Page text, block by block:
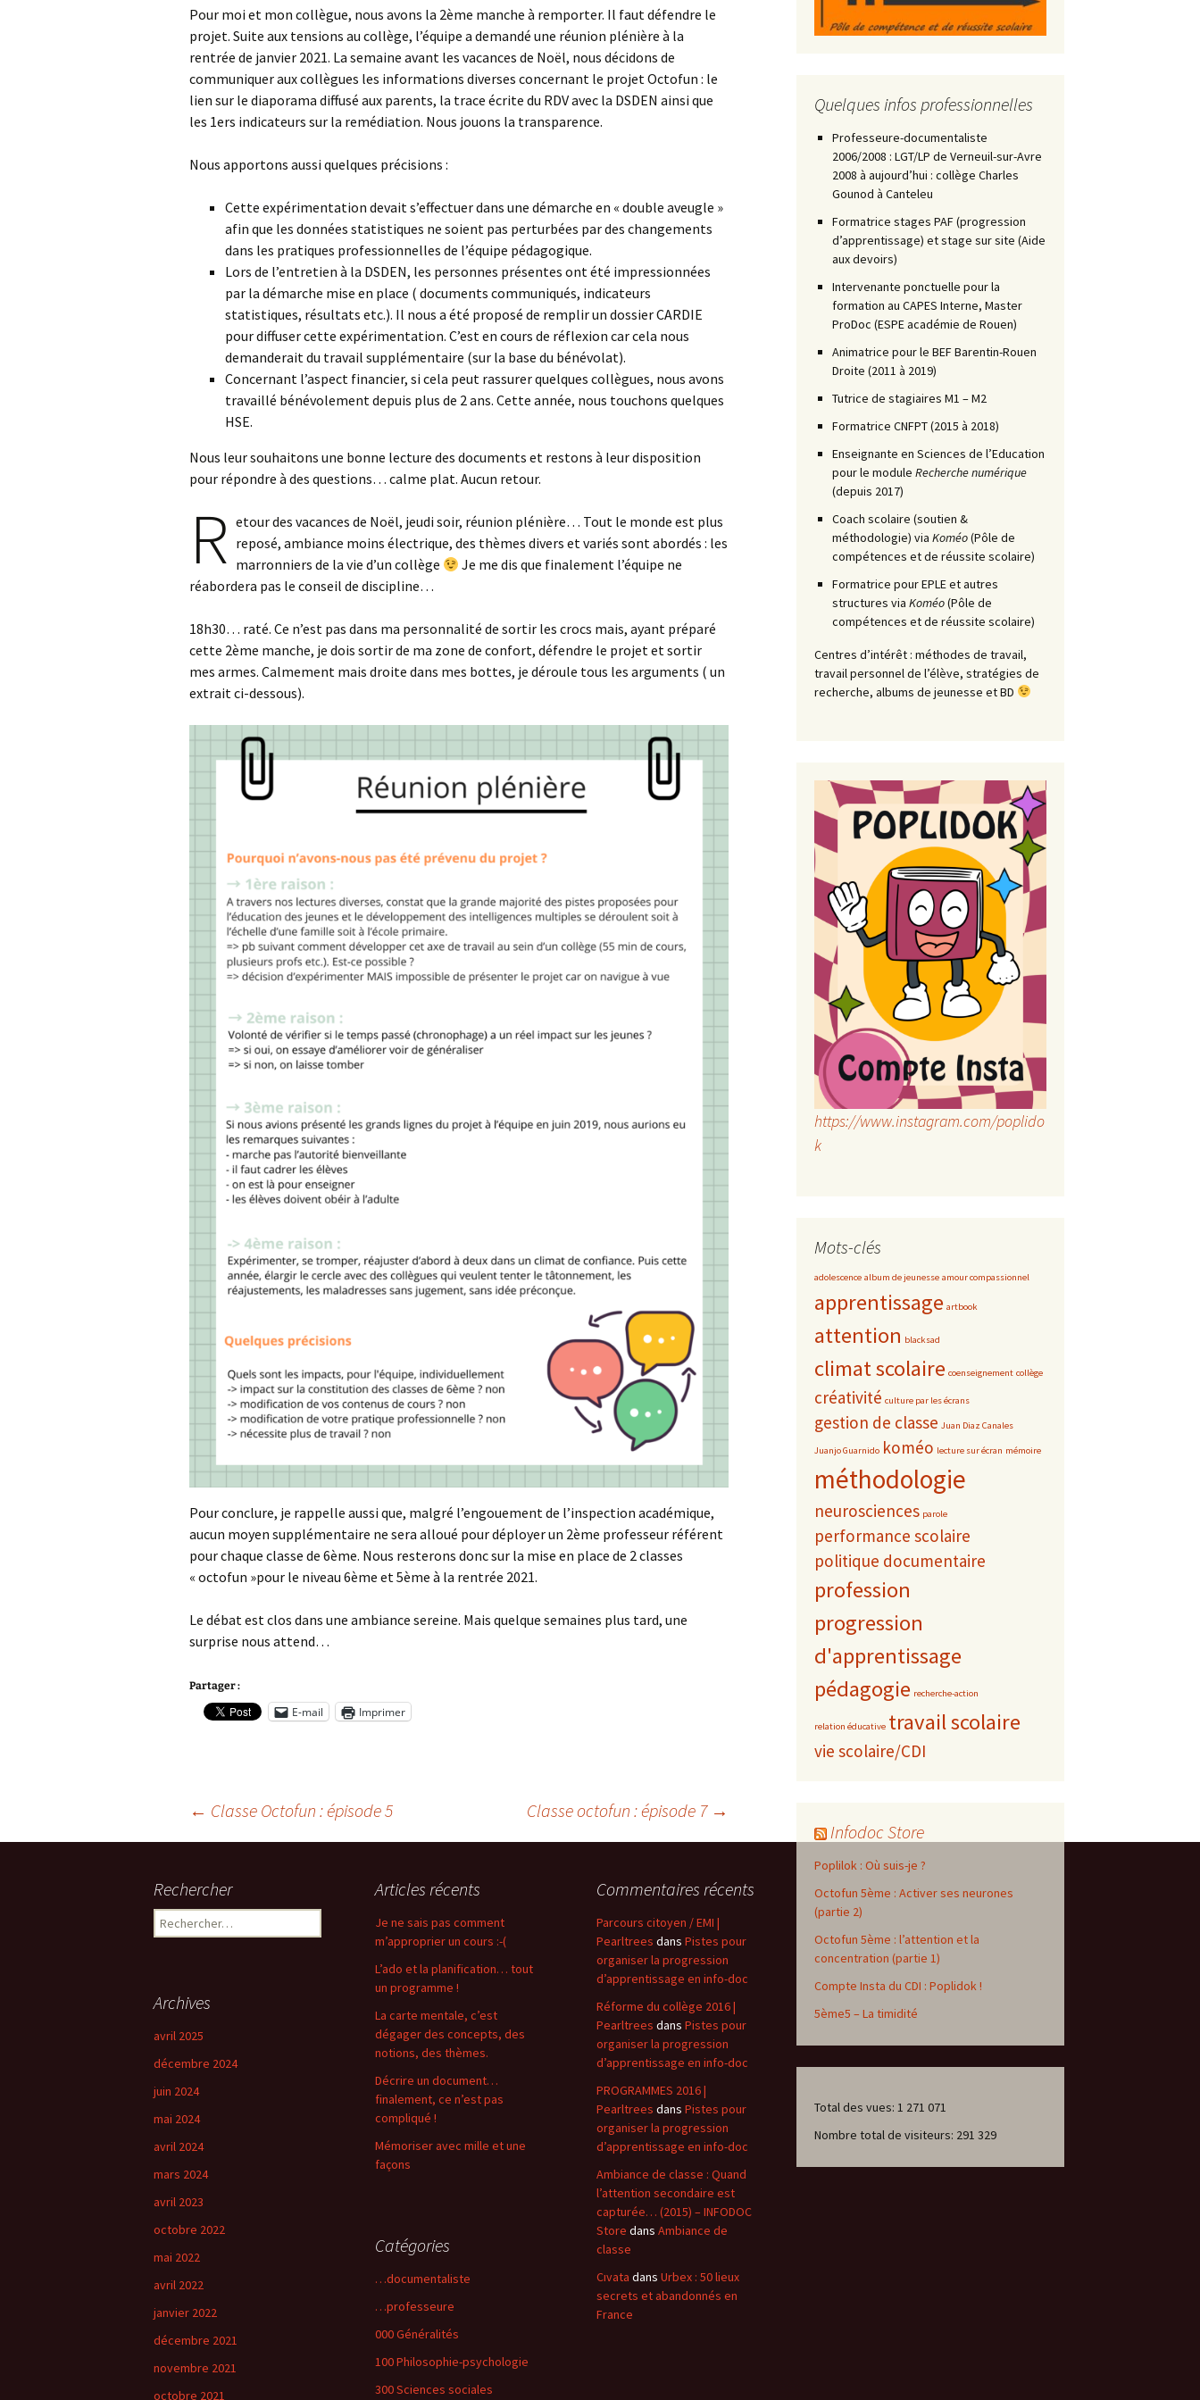
Pour moi et mon collègue, nous avons la 2ème manche à remporter. Il faut défendre le
projet. Suite aux tensions au collège, l’équipe a demandé une réunion plénière à la
rentrée de janvier 2021. La semaine avant les vacances de Noël, nous décidons de
communiquer aux collègues les informations diverses concernant le projet Octofun : le
lien sur le diaporama diffusé aux parents, la trace écrite du RDV avec la DSDEN ainsi que
les 1ers indicateurs sur la remédiation. Nous jouons la transparence.
Nous apportons aussi quelques précisions :
Cette expérimentation devait s’effectuer dans une démarche en « double aveugle »
afin que les données statistiques ne soient pas perturbées par des changements
dans les pratiques professionnelles de l’équipe pédagogique.
Lors de l’entretien à la DSDEN, les personnes présentes ont été impressionnées
par la démarche mise en place ( documents communiqués, indicateurs
statistiques, résultats etc.). Il nous a été proposé de remplir un dossier CARDIE
pour diffuser cette expérimentation. C’est en cours de réflexion car cela nous
demanderait du travail supplémentaire (sur la base du bénévolat).
Concernant l’aspect financier, si cela peut rassurer quelques collègues, nous avons
travaillé bénévolement depuis plus de 2 ans. Cette année, nous touchons quelques
HSE.
Nous leur souhaitons une bonne lecture des documents et restons à leur disposition
pour répondre à des questions… calme plat. Aucun retour.
R etour des vacances de Noël, jeudi soir, réunion plénière… Tout le monde est plus
reposé, ambiance moins électrique, des thèmes divers et variés sont abordés : les
marronniers de la vie d’un collège
Je me dis que finalement l’équipe ne
réabordera pas le conseil de discipline…
18h30… raté. Ce n’est pas dans ma personnalité de sortir les crocs mais, ayant préparé
cette 2ème manche, je dois sortir de ma zone de confort, défendre le projet et sortir
mes armes. Calmement mais droite dans mes bottes, je déroule tous les arguments ( un
extrait ci-dessous).
Pour conclure, je rappelle aussi que, malgré l’engouement de l’inspection académique,
aucun moyen supplémentaire ne sera alloué pour déployer un 2ème professeur référent
pour chaque classe de 6ème. Nous resterons donc sur la mise en place de 2 classes
« octofun »pour le niveau 6ème et 5ème à la rentrée 2021.
Le débat est clos dans une ambiance sereine. Mais quelque semaines plus tard, une
surprise nous attend…
Partager :
E-mail Imprimer
Navigation
articles
← Classe Octofun : épisode 5 Classe octofun : épisode 7 →
Quelques infos professionnelles
Professeure-documentaliste
2006/2008 : LGT/LP de Verneuil-sur-Avre
2008 à aujourd’hui : collège Charles
Gounod à Canteleu
Formatrice stages PAF (progression
d’apprentissage) et stage sur site (Aide
aux devoirs)
Intervenante ponctuelle pour la
formation au CAPES Interne, Master
ProDoc (ESPE académie de Rouen)
Animatrice pour le BEF Barentin-Rouen
Droite (2011 à 2019)
Tutrice de stagiaires M1 – M2
Formatrice CNFPT (2015 à 2018)
Enseignante en Sciences de l’Education
pour le module Recherche numérique
(depuis 2017)
Coach scolaire (soutien &
méthodologie) via Koméo(Pôle de
compétences et de réussite scolaire)
Formatrice pour EPLE et autres
structures via Koméo(Pôle de
compétences et de réussite scolaire)
Centres d’intérêt : méthodes de travail,
travail personnel de l’élève, stratégies de
recherche, albums de jeunesse et BD
https://www.instagram.com/poplido
k
Mots-clés
adolescence album de jeunesse amour compassionnel
apprentissage artbook
attention blacksad
climat scolaire coenseignement collège
créativité culture par les écrans
gestion de classe Juan Diaz Canales
Juanjo Guarnido koméo lecture sur écran mémoire
méthodologie
neurosciences parole
performance scolaire
politique documentaire
profession
progression
d'apprentissage
pédagogie recherche-action
relation éducative travail scolaire
vie scolaire/CDI
Infodoc Store
Poplilok : Où suis-je ?
Octofun 5ème : Activer ses neurones
(partie 2)
Octofun 5ème : l’attention et la
concentration (partie 1)
Compte Insta du CDI : Poplidok !
5ème5 – La timidité
Total des vues: 1 271 071
Nombre total de visiteurs: 291 329
Rechercher
Rechercher :
Articles récents
Je ne sais pas comment
m’approprier un cours :-(
L’ado et la planification… tout
un programme !
La carte mentale, c’est
dégager des concepts, des
notions, des thèmes.
Décrire un document…
finalement, ce n’est pas
compliqué !
Mémoriser avec mille et une
façons
Commentaires récents
Parcours citoyen / EMI |
Pearltrees dans Pistes pour
organiser la progression
d’apprentissage en info-doc
Réforme du collège 2016 |
Pearltrees dans Pistes pour
organiser la progression
d’apprentissage en info-doc
PROGRAMMES 2016 |
Pearltrees dans Pistes pour
organiser la progression
d’apprentissage en info-doc
Ambiance de classe : Quand
l’attention secondaire est
capturée… (2015) – INFODOC
Store dans Ambiance de
classe
Cıvata dans Urbex : 50 lieux
secrets et abandonnés en
France
Archives
avril 2025
décembre 2024
juin 2024
mai 2024
avril 2024
mars 2024
avril 2023
octobre 2022
mai 2022
avril 2022
janvier 2022
décembre 2021
novembre 2021
octobre 2021
Catégories
…documentaliste
…professeure
000 Généralités
100 Philosophie-psychologie
300 Sciences sociales